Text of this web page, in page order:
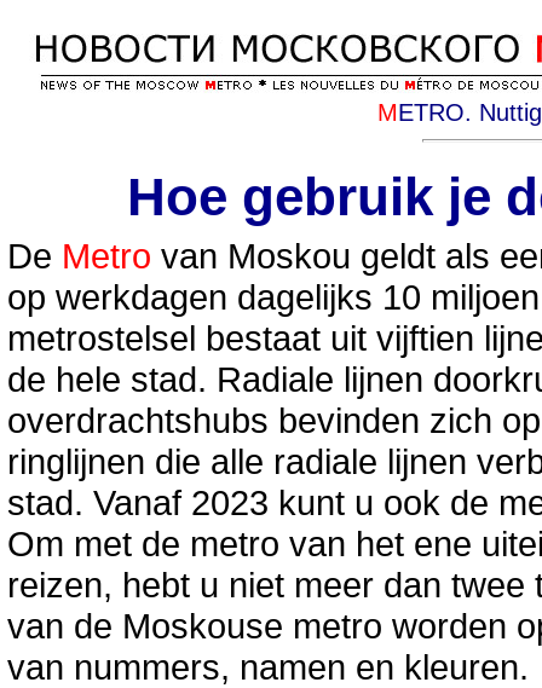
METRO.
Hoe gebruik je
De Metro van Moskou geldt als
op werkdagen dagelijks 10
metrostelsel bestaat uit vijftien
de hele stad. Radiale lijnen
overdrachtshubs bevinden zich
ringlijnen die alle radiale lijnen
stad. Vanaf 2023 kunt u ook de
Om met de metro van het ene
reizen, hebt u niet meer dan
van de Moskouse metro worden
van nummers, namen en kleuren.